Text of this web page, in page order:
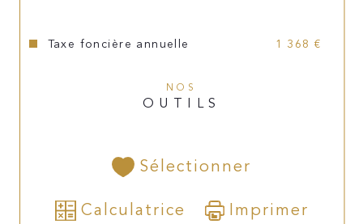
Taxe foncière annuelle 1 368 €
NOS
OUTILS
Sélectionner
Calculatrice
Imprimer